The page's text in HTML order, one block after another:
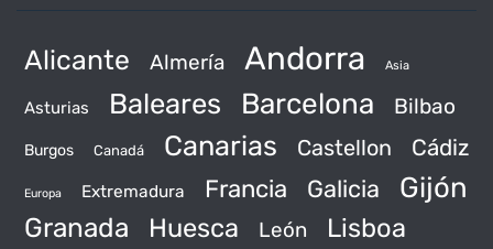
Alicante Almería Andorra Asia
Asturias Baleares Barcelona Bilbao
Burgos Canadá Canarias Castellon Cádiz
Europa Extremadura Francia Galicia Gijón
Granada Huesca León Lisboa